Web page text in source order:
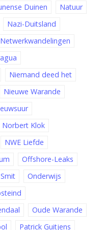
Duinen
Natuur
Nazi-Duitsland
Netwerkwandelingen
Niemand deed het
Nieuwe Warande
Norbert Klok
NWE Liefde
Offshore-Leaks
Onderwijs
Oude Warande
Patrick Guitjens